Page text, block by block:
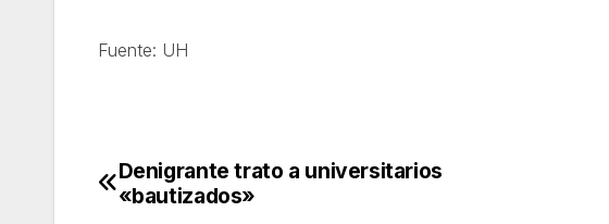
Fuente: UH
Navegación
Denigrante trato a universitarios
«bautizados»